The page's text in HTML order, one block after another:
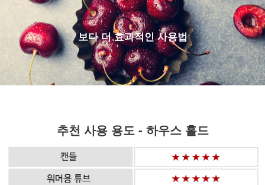
보다 더 효과적인 사용법
추천 사용 용도 - 하우스 홀드